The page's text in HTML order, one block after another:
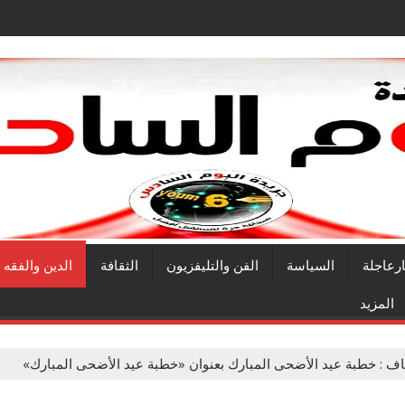
السياسة الفن والتليفزيون الثقافة الدين والفقه
المزيد
: خطبة عيد الأضحى المبارك بعنوان «خطبة عيد الأضحى المبارك»